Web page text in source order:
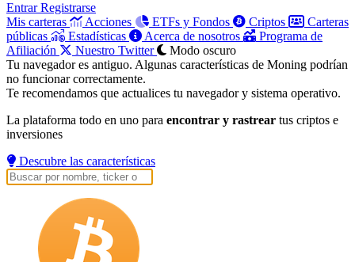
Entrar Registrarse
Mis carteras
Acciones ETFs y Fondos Criptos
Carteras
públicas
Estadísticas Acerca de nosotros
Programa de
Afiliación
Nuestro Twitter
Modo oscuro
Tu navegador es antiguo. Algunas características de Moning podrían
no funcionar correctamente.
Te recomendamos que actualices tu navegador y sistema operativo.
La plataforma todo en uno para encontrar y rastrear tus criptos e
inversiones
Descubre las características